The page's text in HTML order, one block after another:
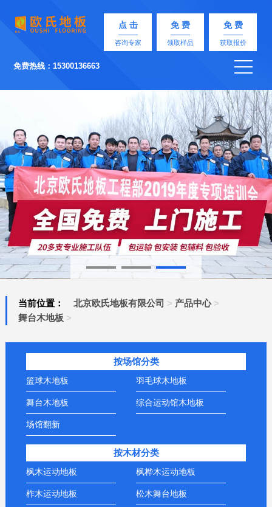
点 击
咨询专家
免 费
领取样品
免 费
获取报价
免费热线：15300136663
当前位置： 北京欧氏地板有限公司 > 产品中心>
舞台木地板 >
按场馆分类
篮球木地板 羽毛球木地板
舞台木地板 综合运动馆木地板
场馆翻新
按木材分类
枫木运动地板 枫桦木运动地板
柞木运动地板 松木舞台地板